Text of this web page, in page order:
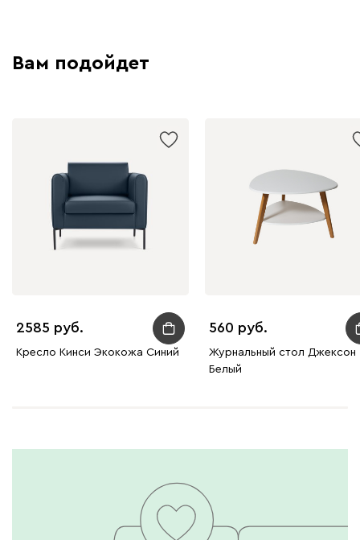
Вам подойдет
2585
Кресло Кинси Экокожа Синий
560
Журнальный стол Джексон
Белый